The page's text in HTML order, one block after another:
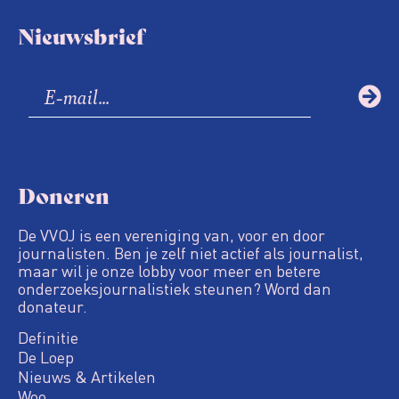
Nieuwsbrief
Doneren
De VVOJ is een vereniging van, voor en door
journalisten. Ben je zelf niet actief als journalist,
maar wil je onze lobby voor meer en betere
onderzoeksjournalistiek steunen? Word dan
donateur.
Definitie
De Loep
Nieuws & Artikelen